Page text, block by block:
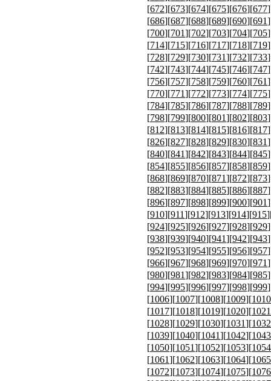
[672][673][674][675][676][677
[686][687][688][689][690][691
[700][701][702][703][704][705
[714][715][716][717][718][719
[728][729][730][731][732][733
[742][743][744][745][746][747
[756][757][758][759][760][761
[770][771][772][773][774][775
[784][785][786][787][788][789
[798][799][800][801][802][803
[812][813][814][815][816][817
[826][827][828][829][830][831
[840][841][842][843][844][845
[854][855][856][857][858][859
[868][869][870][871][872][873
[882][883][884][885][886][887
[896][897][898][899][900][901
[910][911][912][913][914][915
[924][925][926][927][928][929
[938][939][940][941][942][943
[952][953][954][955][956][957
[966][967][968][969][970][971
[980][981][982][983][984][985
[994][995][996][997][998][999
[1006][1007][1008][1009][1010
[1017][1018][1019][1020][1021
[1028][1029][1030][1031][1032
[1039][1040][1041][1042][1043
[1050][1051][1052][1053][1054
[1061][1062][1063][1064][1065
[1072][1073][1074][1075][1076